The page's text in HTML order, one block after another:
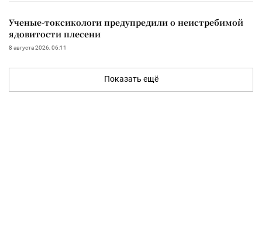
Ученые-токсикологи предупредили о неистребимой
ядовитости плесени
8 августа 2026, 06:11
Показать ещё